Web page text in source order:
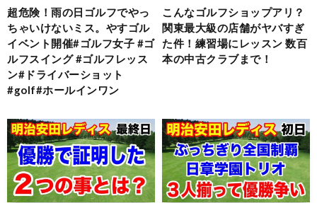
超危険！雨の日ゴルフでやっ
ちゃいけないミス。やすゴル
イベント開催#ゴルフ女子 #ゴ
ルフスイング #ゴルフレッス
ン#ドライバーショット
#golf#ホールインワン
こんなゴルフショップアリ？
関東最大級の店舗がヤバすぎ
た件！練習場にレッスン 数百
本の中古クラブまで！